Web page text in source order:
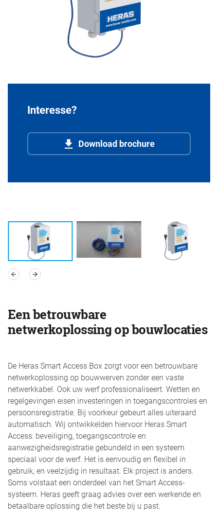
Interesse?
Download brochure
Een betrouwbare
netwerkoplossing op bouwlocaties
De Heras Smart Access Box zorgt voor een betrouwbare
netwerkoplossing op bouwwerven zonder een vaste
netwerkkabel. Ook uw werf professionaliseert. Wetten en
regelgevingen eisen investeringen in toegangscontroles en
persoonsregistratie. Bij voorkeur gebeurt alles uiteraard
automatisch. Wij ontwikkelden hiervoor Heras Smart
Access: beveiliging, toegangscontrole en
aanwezigheidsregistratie gebundeld in een systeem
speciaal voor de werf. Het is eenvoudig en flexibel in
gebruik, en veelzijdig in resultaat. Elk project is anders.
Soms volstaat een onderdeel van het Smart Access-
systeem. Heras geeft graag advies over een werkende en
betaalbare oplossing die het beste bij u past.